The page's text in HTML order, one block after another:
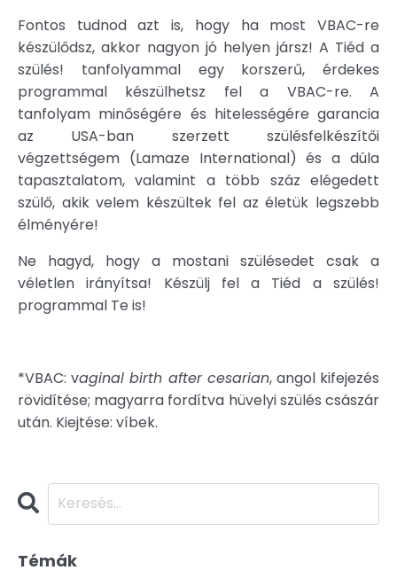
Fontos tudnod azt is, hogy ha most VBAC-re
készülődsz, akkor nagyon jó helyen jársz! A Tiéd a
szülés! tanfolyammal egy korszerű, érdekes
programmal készülhetsz fel a VBAC-re. A
tanfolyam minőségére és hitelességére garancia
az USA-ban szerzett szülésfelkészítői
végzettségem (Lamaze International) és a dúla
tapasztalatom, valamint a több száz elégedett
szülő, akik velem készültek fel az életük legszebb
élményére!
Ne hagyd, hogy a mostani szülésedet csak a
véletlen irányítsa! Készülj fel a Tiéd a szülés!
programmal Te is!
*VBAC: vaginal birth after cesarian, angol kifejezés
rövidítése; magyarra fordítva hüvelyi szülés császár
után. Kiejtése: víbek.
Témák